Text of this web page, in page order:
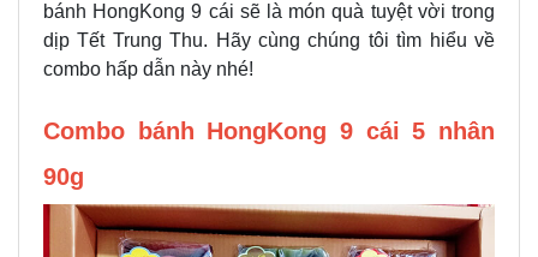
bánh HongKong 9 cái sẽ là món quà tuyệt vời trong
dịp Tết Trung Thu. Hãy cùng chúng tôi tìm hiểu về
combo hấp dẫn này nhé!
Combo bánh HongKong 9 cái 5 nhân
90g